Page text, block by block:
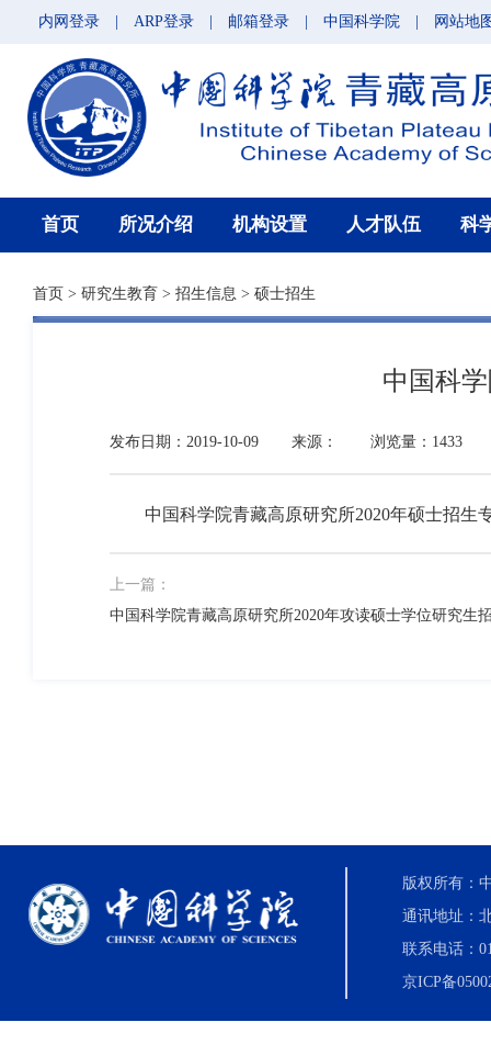
内网登录 ARP登录 邮箱登录 中国科学院 网站地
首页 所况介绍 机构设置 人才队伍 科
首页 > 研究生教育 > 招生信息 > 硕士招生
中国科
发布日期：2019-10-09 来源： 浏览量：1433
中国科学院青藏高原研究所2020年硕士招生
上一篇：
中国科学院青藏高原研究所2020年攻读硕士学位研究生
版权所有：
通讯地址：
联系电话：
京ICP备